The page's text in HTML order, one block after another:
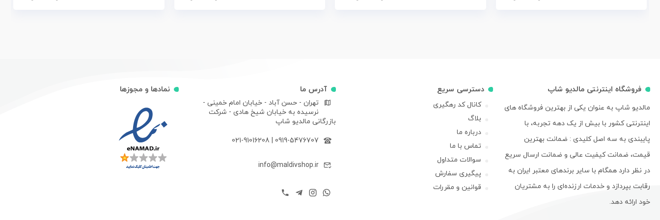
فروشگاه اینترنتی مالدیو شاپ
مالدیو شاپ به عنوان یکی از بهترین فروشگاه های
اینترنتی کشور با بیش از یک دهه تجربه، با
پایبندی به سه اصل کلیدی : ضمانت بهترین
قیمت، ضمانت کیفیت عالی و ضمانت ارسال سریع
در نظر دارد همگام با سایر برندهای معتبر ایران به
رقابت بپردازد و خدمات ارزنده‌ای را به مشتریان
خود ارائه دهد.
دسترسی سریع
کانال کد رهگیری
بلاگ
درباره ما
تماس با ما
سوالات متداول
پیگیری سفارش
قوانین و مقررات
آدرس ما
تهران - حسن آباد - خیابان امام خمینی -
نرسیده به خیابان شیخ هادی - شرکت
بازرگانی مالدیو شاپ
0919-5476707
021-91016208
info@maldivshop.ir
نمادها و مجوزها